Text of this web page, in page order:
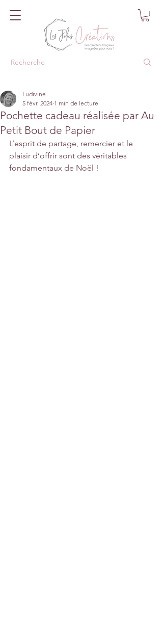
Pochette cadeau réalisée par Au
Petit Bout de Papier
Ludivine
5 févr. 2024 1 min de lecture
L’esprit de partage, remercier et le
plaisir d’offrir sont des véritables
fondamentaux de Noël !